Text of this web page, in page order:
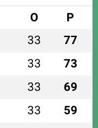
O P
33 77
33 73
33 69
33 59